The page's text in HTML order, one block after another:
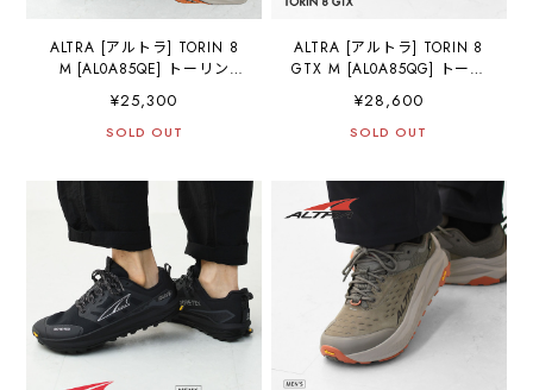
ALTRA [アルトラ] TORIN 8
M [AL0A85QE] トーリン
8・クロスカントリー・ロー
ドランニング・トレイルラ
ン・ハイキング・ファスト
シングシューズ・MEN'S
[2026SS]
¥25,300
SOLD OUT
ALTRA [アルトラ] TORIN 8
GTX M [AL0A85QG] トーリ
ン 8 GTX・クロスカントリ
ー・ロードランニング・ト
レイルラン・ハイキング・
イルレーシングシューズ・
MEN'S [2026SS]
¥28,600
SOLD OUT